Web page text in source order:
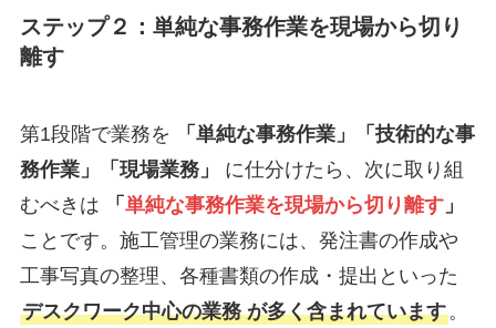
ステップ２：単純な事務作業を現場から切り
離す
第1段階で業務を
「単純な事務作業」「技術的な事
務作業」「現場業務」
に仕分けたら、次に取り組
むべきは
「 単純な事務作業を現場から切り離す」
ことです。施工管理の業務には、発注書の作成や
工事写真の整理、各種書類の作成・提出といった
デスクワーク中心の業務 が多く含まれています。